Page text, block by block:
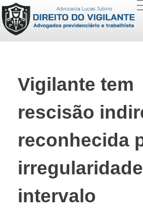
Direito do Vigilante (Especialista) - Advocacia Lucas Tubino
Advogados Previdenciário e Trabalhista
Vigilante tem
rescisão
reconhecida
intervalo